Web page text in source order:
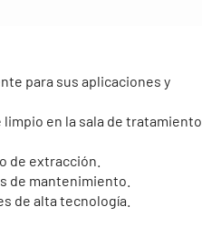
para sus aplicaciones y
en la sala de tratamiento.
de extracción.
de mantenimiento.
de alta tecnología.